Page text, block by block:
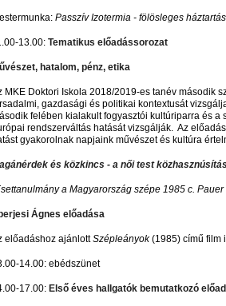
Passzív Izotermia - fölösleges
13.00: Tematikus előadássorozat
hatalom, pénz, etika
MKE Doktori Iskola 2018/2019-es tanév második
gazdasági és politikai kontextusát
felében kialakult fogyasztói kultúriparra és
rendszerváltás hatását vizsgálják. Az
gyakorolnak napjaink művészet és kultúra
és közkincs - a női test
a Magyarország szépe 1985 c.
Ágnes előadása
előadáshoz ajánlottSzépleányok(1985) című film
14.00: ebédszünet
17.00: Első éves hallgatók bemutatkozó